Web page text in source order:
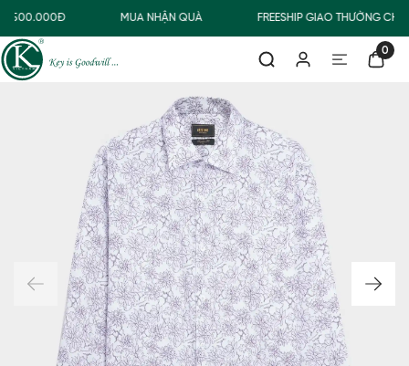
500.000Đ MUA NHẬN QUÀ FREESHIP GIAO THƯỜNG
0